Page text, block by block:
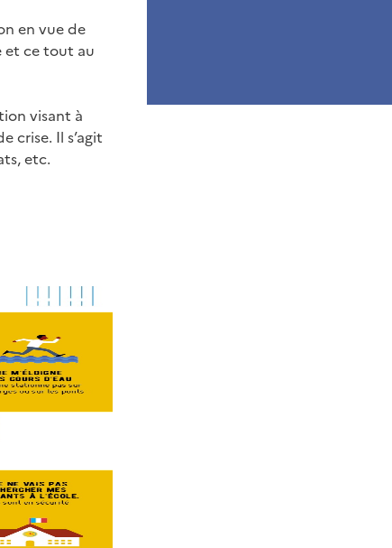
en vue de
et ce tout au
visant à
crise. Il s’agit
etc.